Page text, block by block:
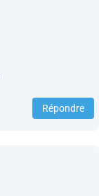
Répondre